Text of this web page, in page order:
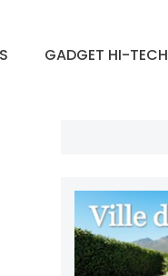
GADGET HI-TECH